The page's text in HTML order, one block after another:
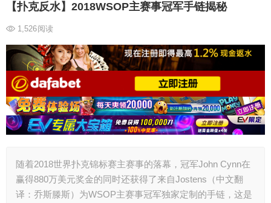
【扑克反水】2018WSOP主赛事冠军手链揭秘
1,526阅读
随着2018世界扑克锦标赛主赛事的落幕，冠军John Cynn在
赢得880万美元奖金的同时还获得了来自Jostens（中文翻
译：乔斯滕斯）为WSOP主赛事冠军独家定制的手链，这是